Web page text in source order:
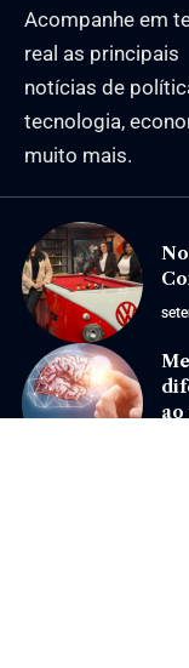
Acompanhe em
real as principais
notícias de
tecnologia,
muito mais.